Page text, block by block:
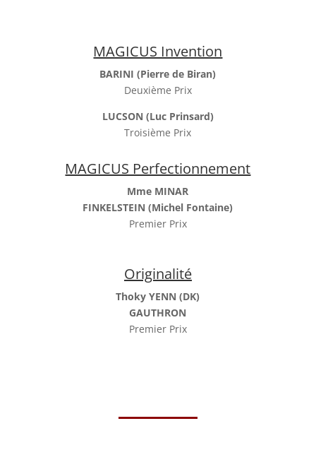
MAGICUS Invention
BARINI (Pierre de Biran)
Deuxième Prix
LUCSON (Luc Prinsard)
Troisième Prix
MAGICUS Perfectionnement
Mme MINAR
FINKELSTEIN (Michel Fontaine)
Premier Prix
Originalité
Thoky YENN (DK)
GAUTHRON
Premier Prix